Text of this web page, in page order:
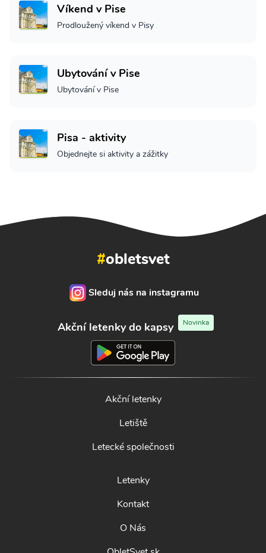
Víkend v Pise
Prodloužený víkend v Pisy
Ubytování v Pise
Ubytování v Pise
Pisa - aktivity
Objednejte si aktivity a zážitky
#obletsvet
Sleduj nás na instagramu
Akční letenky do kapsy Novinka
Akční letenky
Letiště
Letecké společnosti
Letenky
Kontakt
O Nás